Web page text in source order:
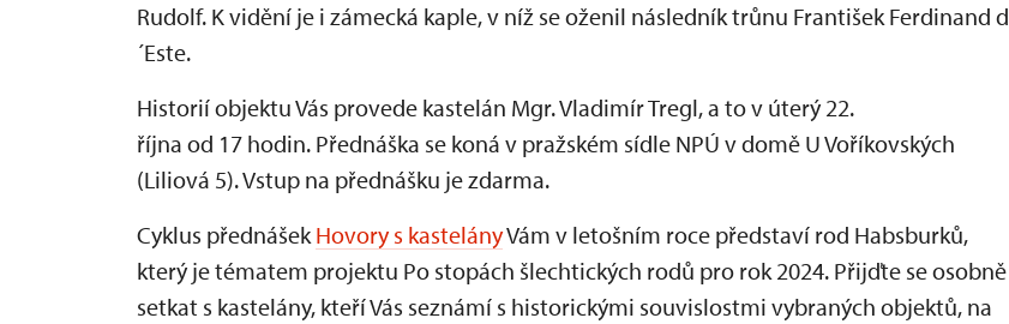
Rudolf. K vidění je i zámecká kaple, v níž se oženil následník trůnu František Ferdinand d
´Este.
Historií objektu Vás provede kastelán Mgr. Vladimír Tregl, a to v úterý 22.
října od 17 hodin. Přednáška se koná v pražském sídle NPÚ v domě U Voříkovských
(Liliová 5). Vstup na přednášku je zdarma.
Cyklus přednášekHovory s kastelányVám v letošním roce představí rod Habsburků,
který je tématem projektu Po stopách šlechtických rodů pro rok 2024. Přijďte se osobně
setkat s kastelány, kteří Vás seznámí s historickými souvislostmi vybraných objektů, na